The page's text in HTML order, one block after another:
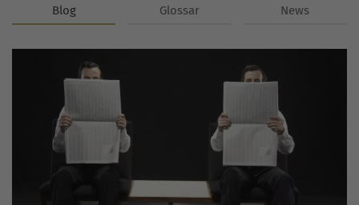
Blog Glossar News